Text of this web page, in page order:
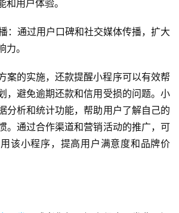
和用户体验。
：通过用户口碑和社交媒体传播，扩大
。
案的实施，还款提醒小程序可以有效帮
，避免逾期还款和信用受损的问题。小
分析和统计功能，帮助用户了解自己的
。通过合作渠道和营销活动的推广，可
该小程序，提高用户满意度和品牌价